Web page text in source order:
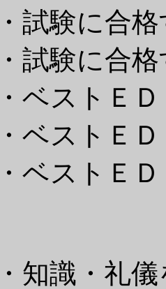
試験に合
試験に合
ベストＥＤ
ベストＥＤ
ベストＥＤ
知識・礼